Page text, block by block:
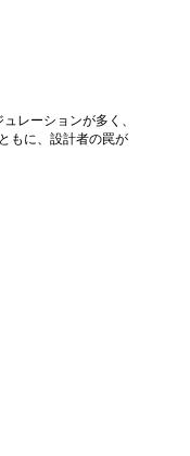
レーションが多く、
もに、設計者の罠が